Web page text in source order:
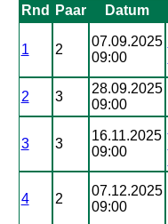
Rnd Paar Datum
1 2
07.09.2025
09:00
2 3
28.09.2025
09:00
3 3
16.11.2025
09:00
4 2
07.12.2025
09:00